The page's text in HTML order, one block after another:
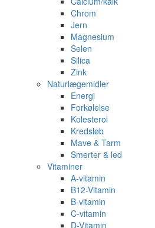
Chrom
Jern
Magnesium
Selen
Silica
Zink
Naturlægemidler
Energi
Forkølelse
Kolesterol
Kredsløb
Mave & Tarm
Smerter & led
Vitaminer
A-vitamin
B12-Vitamin
B-vitamin
C-vitamin
D-Vitamin